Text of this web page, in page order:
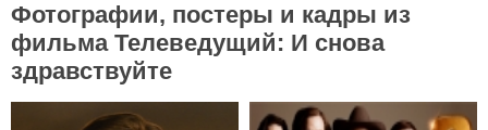
Фотографии, постеры и кадры из
фильма Телеведущий: И снова
здравствуйте